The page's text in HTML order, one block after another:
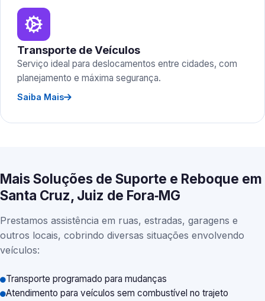
Transporte de Veículos
Serviço ideal para deslocamentos entre cidades, com
planejamento e máxima segurança.
Saiba Mais
Mais Soluções de Suporte e Reboque em
Santa Cruz, Juiz de Fora‑MG
Prestamos assistência em ruas, estradas, garagens e
outros locais, cobrindo diversas situações envolvendo
veículos:
Transporte programado para mudanças
Atendimento para veículos sem combustível no trajeto